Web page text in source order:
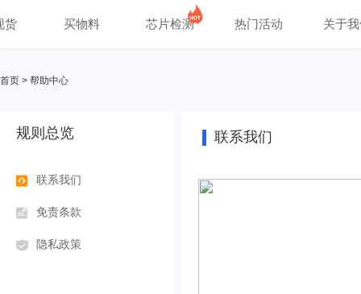
货 买物料 芯片检测 热门活动 关于
首页 > 帮助中心
规则总览
联系我们
免责条款
隐私政策
联系我们